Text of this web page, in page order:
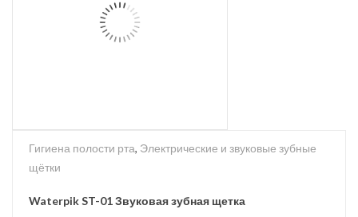
Гигиена полости рта, Электрические и звуковые зубные
щётки
Waterpik ST-01 Звуковая зубная щетка